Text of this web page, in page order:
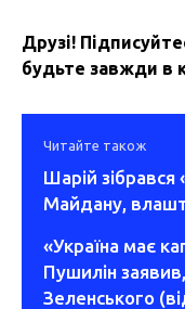
Друзі!
будьте завжди в
Читайте також
Шарій зібрався
Майдану,
«Україна має
Пушилін
Зеленського